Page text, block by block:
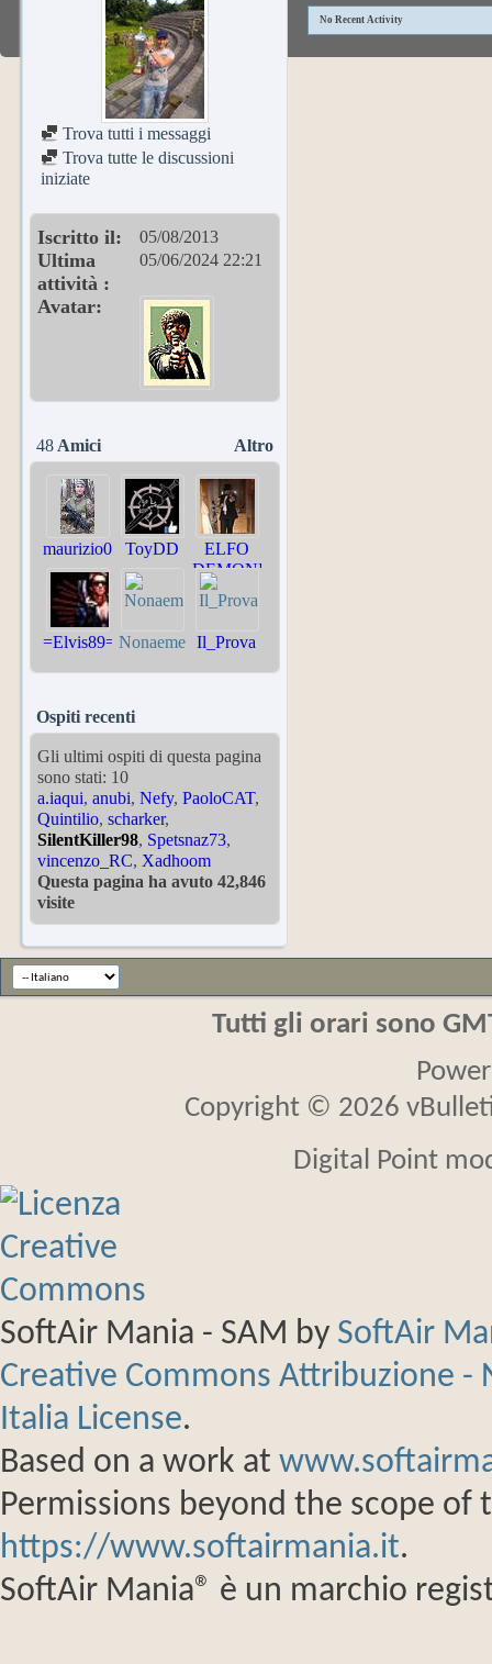
Trova tutti i messaggi
Trova tutte le discussioni
iniziate
Iscritto il 05/08/2013
Ultima
attività
05/06/2024 22:21
Avatar
Altro
48 Amici
maurizio000ToyDD
ELFO
DEMONIACO
=Elvis89= Nonaeme Il_Prova
Ospiti recenti
Gli ultimi ospiti di questa pagina
sono stati: 10
a.iaqui, anubi, Nefy, PaoloCAT,
Quintilio, scharker,
SilentKiller98, Spetsnaz73,
vincenzo_RC, Xadhoom
Questa pagina ha avuto 42,846
visite
No Recent Activity
Tutti gli orari sono
Copyright © 2026
Digital Point
SoftAir Mania - SAM by SoftAir
Creative Commons Attribuzione
Italia License.
Based on a work at
Permissions beyond the scope of
https://www.softairmania.it.
SoftAir Mania® è un marchio